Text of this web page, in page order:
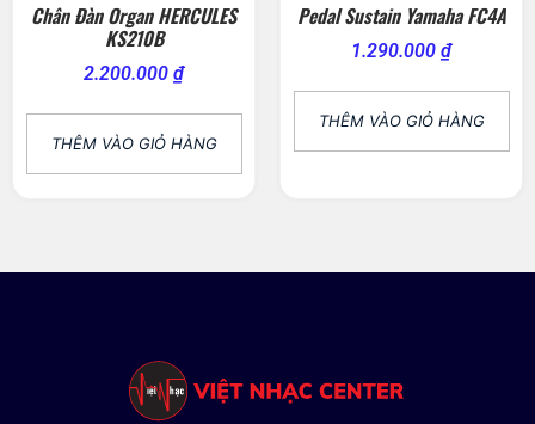
Chân Đàn Organ HERCULES
KS210B
2.200.000 ₫
THÊM VÀO GIỎ HÀNG
Pedal Sustain Yamaha FC4A
1.290.000 ₫
THÊM VÀO GIỎ HÀNG